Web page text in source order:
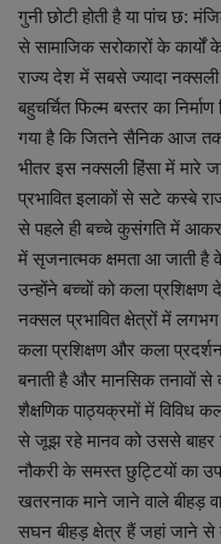
गुनी छोटी होती है या पांच छ:
से सामाजिक सरोकारों के कार्यों
राज्य देश में सबसे ज्यादा
बहुचर्चित फिल्म बस्तर का
गया है कि जितने सैनिक आज तक
भीतर इस नक्सली हिंसा में
प्रभावित इलाकों से सटे कस्बे
से पहले ही बच्चे कुसंगति में
में सृजनात्मक क्षमता आ जाती है
उन्होंने बच्चों को कला प्रशिक्षण
नक्सल प्रभावित क्षेत्रों में
कला प्रशिक्षण और कला
बनाती है और मानसिक तनावों
शैक्षणिक पाठ्यक्रमों में विविध
से जूझ रहे मानव को उससे बाहर
नौकरी के समस्त छुट्टियों का
खतरनाक माने जाने वाले बीहड़
सघन बीहड़ क्षेत्र हैं जहां जाने